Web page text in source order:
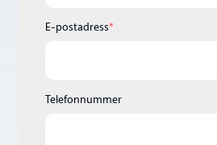
E-postadress*
Telefonnummer